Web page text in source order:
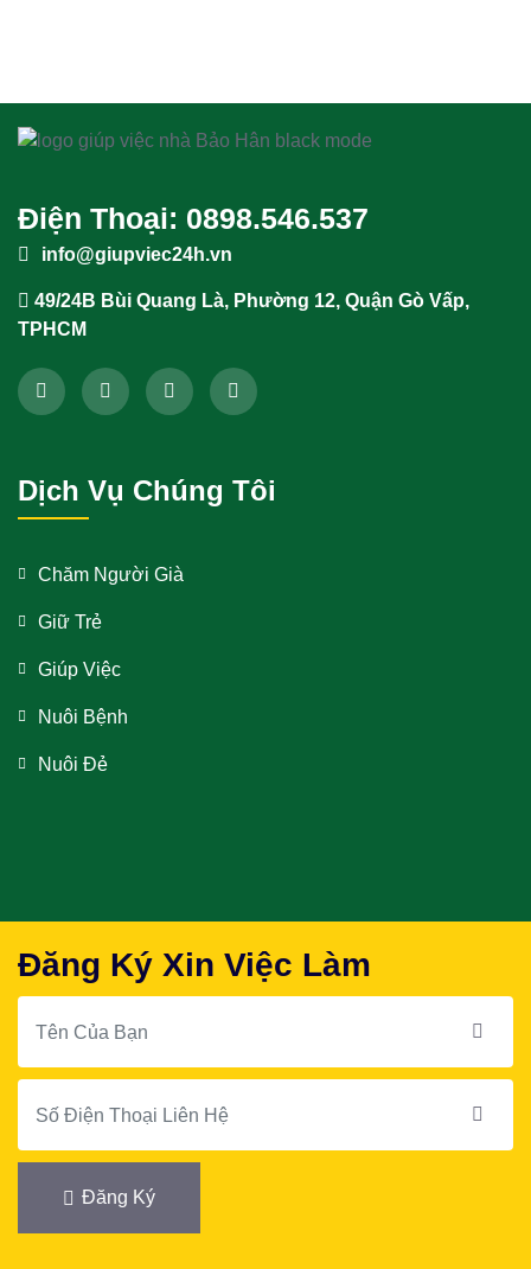
Điện Thoại: 0898.546.537
info@giupviec24h.vn
49/24B Bùi Quang Là, Phường 12, Quận Gò Vấp,
TPHCM
Dịch Vụ Chúng Tôi
Chăm Người Già
Giữ Trẻ
Giúp Việc
Nuôi Bệnh
Nuôi Đẻ
Đăng Ký Xin Việc Làm
Đăng Ký